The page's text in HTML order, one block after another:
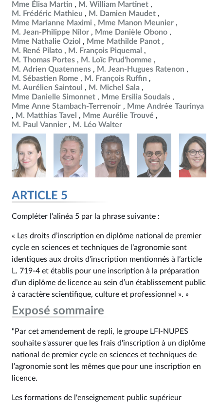
Mme Élisa Martin
M. William Martinet
M. Frédéric Mathieu
M. Damien Maudet
Mme Marianne Maximi
Mme Manon Meunier
M. Jean-Philippe Nilor
Mme Danièle Obono
Mme Nathalie Oziol
Mme Mathilde Panot
M. René Pilato
M. François Piquemal
M. Thomas Portes
M. Loïc Prud'homme
M. Adrien Quatennens
M. Jean-Hugues Ratenon
M. Sébastien Rome
M. François Ruffin
M. Aurélien Saintoul
M. Michel Sala
Mme Danielle Simonnet
Mme Ersilia Soudais
Mme Anne Stambach-Terrenoir
Mme Andrée Taurinya
M. Matthias Tavel
Mme Aurélie Trouvé
M. Paul Vannier
M. Léo Walter
ARTICLE 5
Compléter l’alinéa 5 par la phrase suivante :
« Les droits d’inscription en diplôme national de premier
cycle en sciences et techniques de l’agronomie sont
identiques aux droits d’inscription mentionnés à l’article
L. 719‑4 et établis pour une inscription à la préparation
d’un diplôme de licence au sein d’un établissement public
à caractère scientifique, culture et professionnel ». »
Exposé sommaire
"Par cet amendement de repli, le groupe LFI-NUPES
souhaite s'assurer que les frais d'inscription à un diplôme
national de premier cycle en sciences et techniques de
l’agronomie sont les mêmes que pour une inscription en
licence.
Les formations de l'enseignement public supérieur